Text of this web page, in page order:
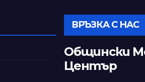
ВРЪЗКА С НАС
Общински
Център